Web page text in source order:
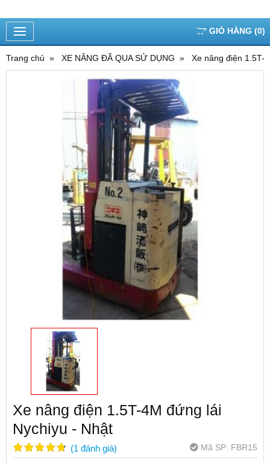
GIỎ HÀNG (0)
Trang chủ XE NÂNG ĐÃ QUA SỬ DỤNG Xe nâng điện 1.5T-
Xe nâng điện 1.5T-4M đứng lái
Nychiyu - Nhật
(1 đánh giá) Mã SP: FBR15